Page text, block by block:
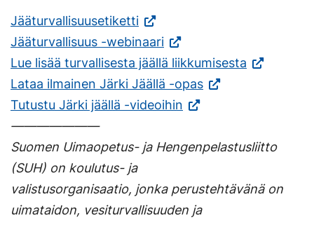
Jääturvallisuusetiketti(Vieraile
ulkoisella
sivustolla.
Linkki
avautuu
välilehteen.)
Jääturvallisuus -webinaari(Vieraile
ulkoisella
sivustolla.
Linkki
uuteen
Lue lisää turvallisesta jäällä liikkumisesta (Vieraile
avautuu
Lataa ilmainen Järki Jäällä -opas(Vieraile
Linkki
uuteen
Tutustu Järki jäällä -videoihin (Vieraile
sivustolla.
avautuu
uuteen
———————
Suomen Uimaopetus- ja Hengenpelastusliitto
(SUH) on koulutus- ja
valistusorganisaatio, jonka perustehtävänä on
uimataidon, vesiturvallisuuden ja